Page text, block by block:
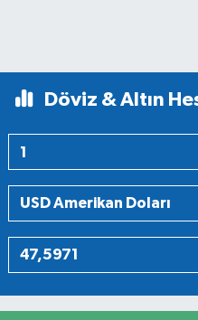
Döviz & Altın